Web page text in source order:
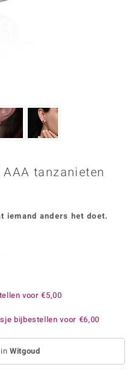
tanzanieten
iemand anders het doet.
voor€5,00
bijbestellen voor €6,00
inWitgoud